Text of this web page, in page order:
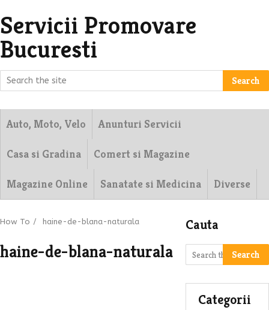
Servicii Promovare
Bucuresti
Search
Auto, Moto, Velo Anunturi Servicii
Casa si Gradina Comert si Magazine
Magazine Online Sanatate si Medicina Diverse
How To / haine-de-blana-naturala
haine-de-blana-naturala
Cauta
Search
Categorii